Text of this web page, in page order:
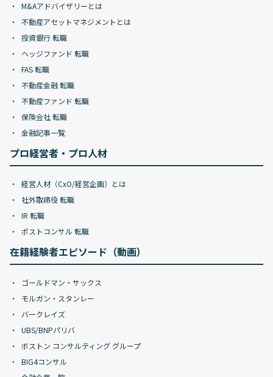
M&Aアドバイザリーとは
不動産アセットマネジメントとは
投資銀行 転職
ヘッジファンド 転職
FAS 転職
不動産金融 転職
不動産ファンド 転職
保険会社 転職
金融記事一覧
プロ経営者・プロ人材
経営人材（CxO/経営企画）とは
社外取締役 転職
IR 転職
ポストコンサル 転職
在籍経験者エピソード（動画）
ゴールドマン・サックス
モルガン・スタンレー
バークレイズ
UBS/BNPパリバ
ボストン コンサルティング グループ
BIG4コンサル